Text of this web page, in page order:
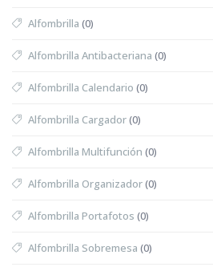
Alfombrilla (0)
Alfombrilla Antibacteriana (0)
Alfombrilla Calendario (0)
Alfombrilla Cargador(0)
Alfombrilla Multifunción (0)
Alfombrilla Organizador(0)
Alfombrilla Portafotos (0)
Alfombrilla Sobremesa (0)